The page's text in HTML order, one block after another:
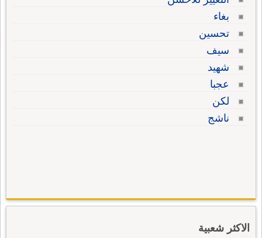
بغاء
تحسين
سيف
شهيد
عجبا
لكن
ناشج
الاكثر شعبية